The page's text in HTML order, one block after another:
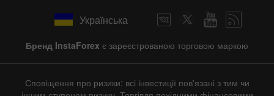
Українська
Бренд InstaForex є зареєстрованою торговою маркою
Сповіщення про ризики: всі інвестиції пов'язані з тим чи